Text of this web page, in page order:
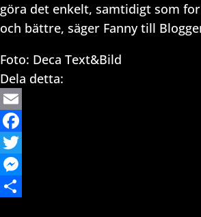
göra det enkelt, samtidigt som
och bättre, säger Fanny till
Foto: Deca Text&Bild
Dela detta:
Email
Facebook
Twitter
Messenger